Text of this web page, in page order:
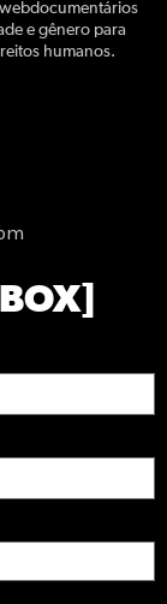
e gênero para
humanos.